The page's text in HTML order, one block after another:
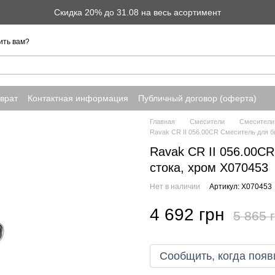
Скидка 20% до 31.08 на весь асортимент
вам?
Контактная информация Публичный договор (оферта)
Главная Смесители
Ravak CR II 056.00CR Смеситель для
Ravak CR II
стока, хром X070453
Нет в наличии Артикул: X070453
4 692 грн 5 865
Сообщить, когда